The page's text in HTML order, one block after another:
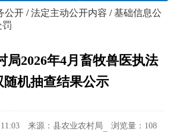
公开 /法定主动公开内容 /基础信息公
罚
局2026年4月畜牧兽医执法
随机抽查结果公示
来源：县农业农村局 浏览量： 108